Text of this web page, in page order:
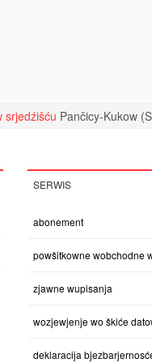
srjedźišću Pančicy-Kukow
SERWIS
abonement
powšitkowne wobchodne
zjawne wupisanja
wozjewjenje wo škiće
deklaracija